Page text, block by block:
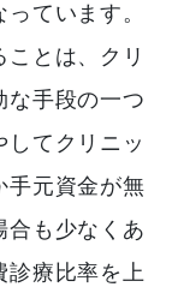
ています。
とは、クリ
な手段の一つ
してクリニッ
手元資金が無
合も少なくあ
診療比率を上